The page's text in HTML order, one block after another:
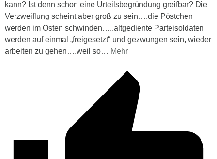
kann? Ist denn schon eine Urteilsbegründung greifbar? Die
Verzweiflung scheint aber groß zu sein….die Pöstchen
werden im Osten schwinden…..altgediente Parteisoldaten
werden auf einmal „freigesetzt“ und gezwungen sein, wieder
arbeiten zu gehen….weil so… Mehr